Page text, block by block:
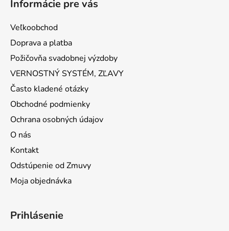
Informácie pre vás
Veľkoobchod
Doprava a platba
Požičovňa svadobnej výzdoby
VERNOSTNÝ SYSTÉM, ZĽAVY
Často kladené otázky
Obchodné podmienky
Ochrana osobných údajov
O nás
Kontakt
Odstúpenie od Zmuvy
Moja objednávka
Prihlásenie